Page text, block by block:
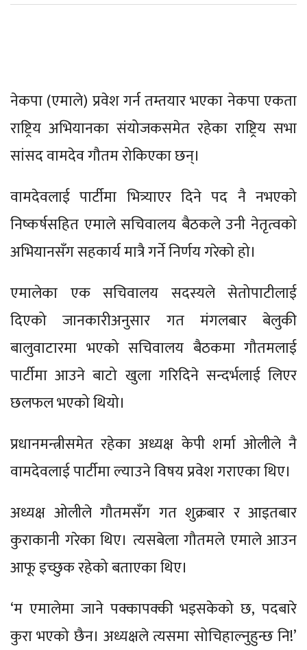
नेकपा (एमाले) प्रवेश गर्न तम्तयार भएका नेकपा एकता
राष्ट्रिय अभियानका संयोजकसमेत रहेका राष्ट्रिय सभा
सांसद वामदेव गौतम रोकिएका छन्।
वामदेवलाई पार्टीमा भित्र्याएर दिने पद नै नभएको
निष्कर्षसहित एमाले सचिवालय बैठकले उनी नेतृत्वको
अभियानसँग सहकार्य मात्रै गर्ने निर्णय गरेको हो।
एमालेका एक सचिवालय सदस्यले सेतोपाटीलाई
दिएको जानकारीअनुसार गत मंगलबार बेलुकी
बालुवाटारमा भएको सचिवालय बैठकमा गौतमलाई
पार्टीमा आउने बाटो खुला गरिदिने सन्दर्भलाई लिएर
छलफल भएको थियो।
प्रधानमन्त्रीसमेत रहेका अध्यक्ष केपी शर्मा ओलीले नै
वामदेवलाई पार्टीमा ल्याउने विषय प्रवेश गराएका थिए।
अध्यक्ष ओलीले गौतमसँग गत शुक्रबार र आइतबार
कुराकानी गरेका थिए। त्यसबेला गौतमले एमाले आउन
आफू इच्छुक रहेको बताएका थिए।
‘म एमालेमा जाने पक्कापक्की भइसकेको छ, पदबारे
कुरा भएको छैन। अध्यक्षले त्यसमा सोचिहाल्नुहुन्छ नि!’